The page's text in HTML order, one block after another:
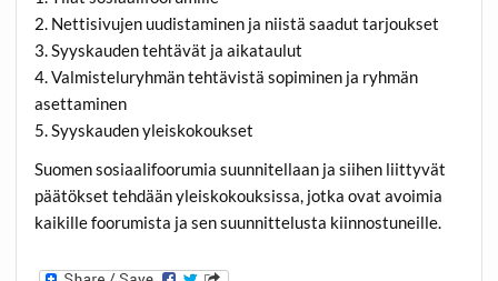
2. Nettisivujen uudistaminen ja niistä saadut tarjoukset
3. Syyskauden tehtävät ja aikataulut
4. Valmisteluryhmän tehtävistä sopiminen ja ryhmän
asettaminen
5. Syyskauden yleiskokoukset
Suomen sosiaalifoorumia suunnitellaan ja siihen liittyvät
päätökset tehdään yleiskokouksissa, jotka ovat avoimia
kaikille foorumista ja sen suunnittelusta kiinnostuneille.